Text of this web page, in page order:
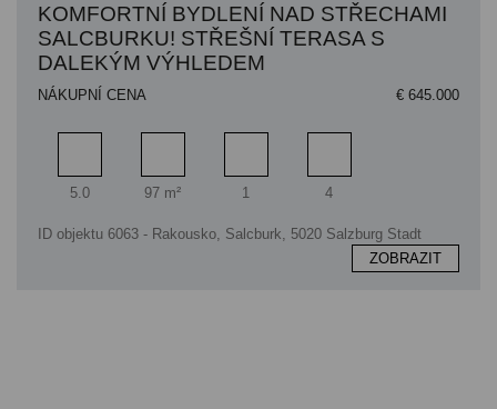
KOMFORTNÍ BYDLENÍ NAD STŘECHAMI
SALCBURKU! STŘEŠNÍ TERASA S
DALEKÝM VÝHLEDEM
NÁKUPNÍ CENA € 645.000
Pokoj
5.0
Obytný prostor
97 m²
Koupelna
1
Ložnice
4
ID objektu 6063 - Rakousko, Salcburk, 5020 Salzburg Stadt
ZOBRAZIT